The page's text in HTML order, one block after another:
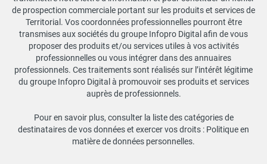
de prospection commerciale portant sur les produits et services de
Territorial. Vos coordonnées professionnelles pourront être
transmises aux sociétés du groupe Infopro Digital afin de vous
proposer des produits et/ou services utiles à vos activités
professionnelles ou vous intégrer dans des annuaires
professionnels. Ces traitements sont réalisés sur l’intérêt légitime
du groupe Infopro Digital à promouvoir ses produits et services
auprès de professionnels.
Pour en savoir plus, consulter la liste des catégories de
destinataires de vos données et exercer vos droits : Politique en
matière de données personnelles.